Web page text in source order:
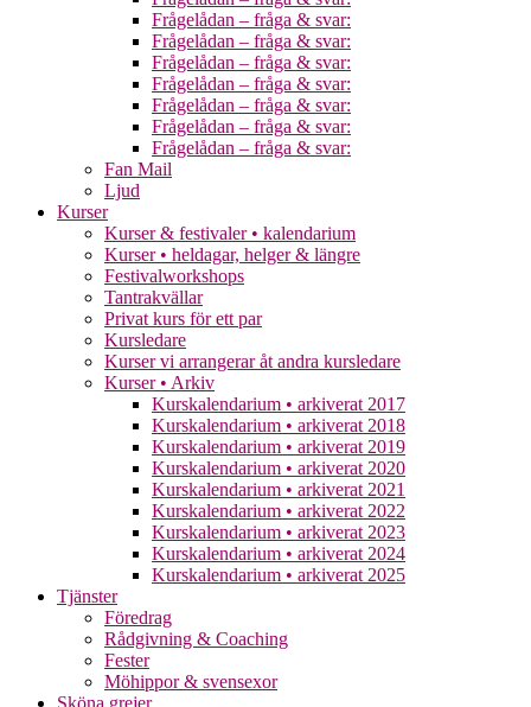
Frågelådan – fråga & svar:
Frågelådan – fråga & svar:
Frågelådan – fråga & svar:
Frågelådan – fråga & svar:
Frågelådan – fråga & svar:
Frågelådan – fråga & svar:
Frågelådan – fråga & svar:
Fan Mail
Ljud
Kurser
Kurser & festivaler • kalendarium
Kurser • heldagar, helger & längre
Festivalworkshops
Tantrakvällar
Privat kurs för ett par
Kursledare
Kurser vi arrangerar åt andra kursledare
Kurser • Arkiv
Kurskalendarium • arkiverat 2017
Kurskalendarium • arkiverat 2018
Kurskalendarium • arkiverat 2019
Kurskalendarium • arkiverat 2020
Kurskalendarium • arkiverat 2021
Kurskalendarium • arkiverat 2022
Kurskalendarium • arkiverat 2023
Kurskalendarium • arkiverat 2024
Kurskalendarium • arkiverat 2025
Tjänster
Föredrag
Rådgivning & Coaching
Fester
Möhippor & svensexor